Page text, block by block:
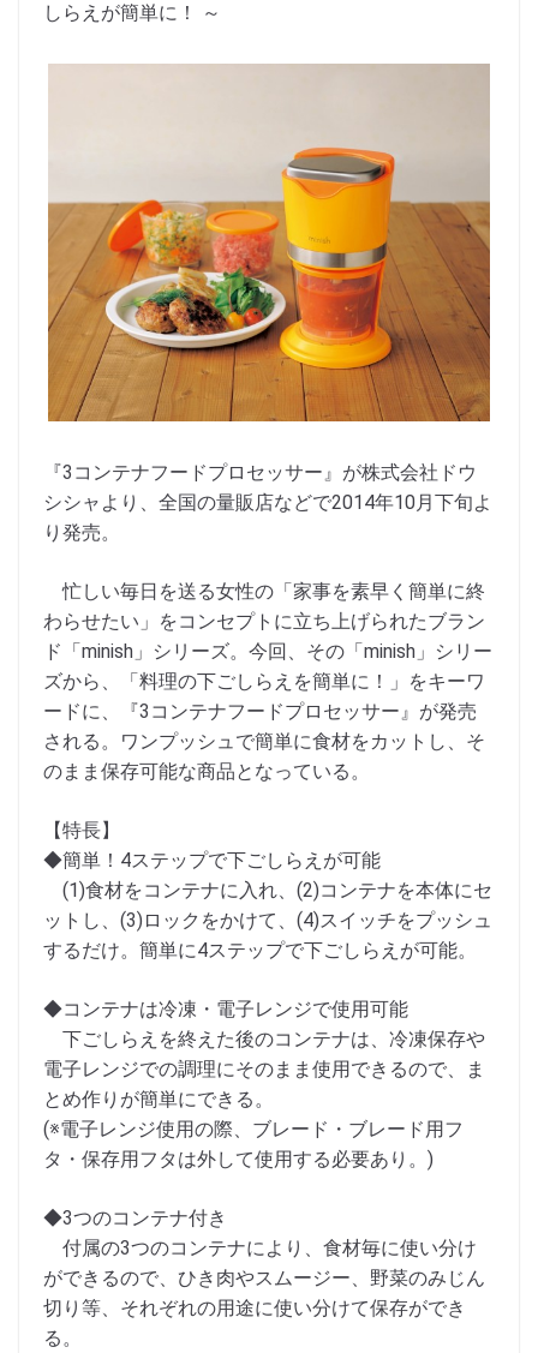
しらえが簡単に！ ～
『3コンテナフードプロセッサー』が株式会社ドウ
シシャより、全国の量販店などで2014年10月下旬よ
り発売。
忙しい毎日を送る女性の「家事を素早く簡単に終
わらせたい」をコンセプトに立ち上げられたブラン
ド「minish」シリーズ。今回、その「minish」シリー
ズから、「料理の下ごしらえを簡単に！」をキーワ
ードに、『3コンテナフードプロセッサー』が発売
される。ワンプッシュで簡単に食材をカットし、そ
のまま保存可能な商品となっている。
【特長】
◆簡単！4ステップで下ごしらえが可能
(1)食材をコンテナに入れ、(2)コンテナを本体にセ
ットし、(3)ロックをかけて、(4)スイッチをプッシュ
するだけ。簡単に4ステップで下ごしらえが可能。
◆コンテナは冷凍・電子レンジで使用可能
下ごしらえを終えた後のコンテナは、冷凍保存や
電子レンジでの調理にそのまま使用できるので、ま
とめ作りが簡単にできる。
(※電子レンジ使用の際、ブレード・ブレード用フ
タ・保存用フタは外して使用する必要あり。)
◆3つのコンテナ付き
付属の3つのコンテナにより、食材毎に使い分け
ができるので、ひき肉やスムージー、野菜のみじん
切り等、それぞれの用途に使い分けて保存ができ
る。